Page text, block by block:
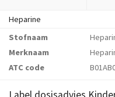
Heparine
Stofnaam
Merknaam
ATC code